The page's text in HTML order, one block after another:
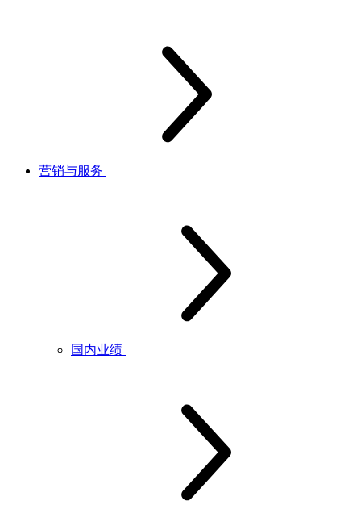
营销与服务
国内业绩